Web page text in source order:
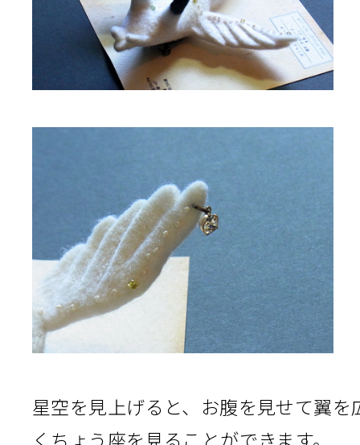
星空を見上げると、お腹を見せて翼を
くちょう座を見ることができます。